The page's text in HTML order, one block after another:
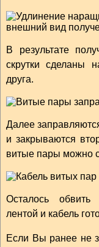
В результате
скрутки сделаны
друга.
Далее
и закрываются
витые пары можно
Осталось обвить
лентой и кабель
Если Вы ранее не